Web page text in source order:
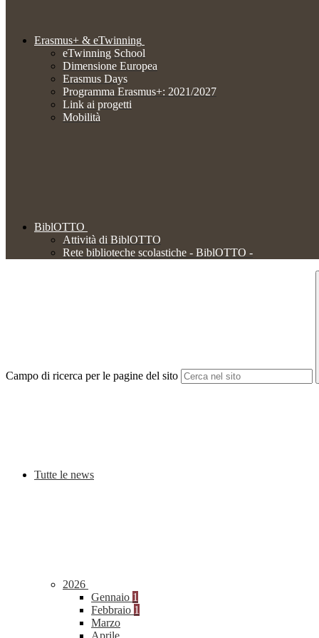
Erasmus+ & eTwinning
eTwinning School
Dimensione Europea
Erasmus Days
Programma Erasmus+: 2021/2027
Link ai progetti
Mobilità
BiblOTTO
Attività di BiblOTTO
Rete biblioteche scolastiche - BiblOTTO -
Campo di ricerca per le pagine del sito
Tutte le news
2026
Gennaio 1
Febbraio 1
Marzo